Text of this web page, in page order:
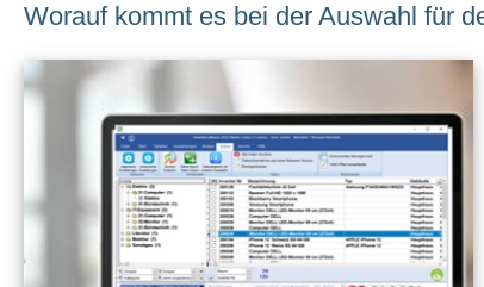
Worauf kommt es bei der Auswahl für